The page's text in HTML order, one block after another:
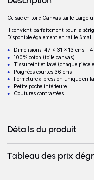
Ce sac en toile Canvas taille Large
Il convient parfaitement pour la
Disponible également en taille Small.
Dimensions: 47 x 31 x 13 cms -
100% coton (toile canvas)
Tissu teint et lavé (chaque pièce
Poignées courtes 36 cms
Fermeture à pression unique en
Petite poche intérieure
Coutures contrastées
Détails du produit
Tableau des prix